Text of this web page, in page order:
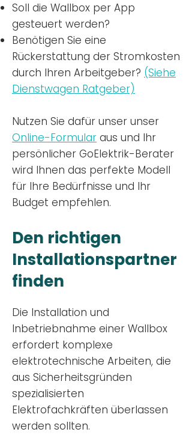
Soll die Wallbox per App
gesteuert werden?
Benötigen Sie eine
Rückerstattung der Stromkosten
durch Ihren Arbeitgeber? (Siehe
Dienstwagen Ratgeber)
Nutzen Sie dafür unser unser
Online-Formular aus und Ihr
persönlicher GoElektrik-Berater
wird Ihnen das perfekte Modell
für Ihre Bedürfnisse und Ihr
Budget empfehlen.
Den richtigen
Installationspartner
finden
Die Installation und
Inbetriebnahme einer Wallbox
erfordert komplexe
elektrotechnische Arbeiten, die
aus Sicherheitsgründen
spezialisierten
Elektrofachkräften überlassen
werden sollten.